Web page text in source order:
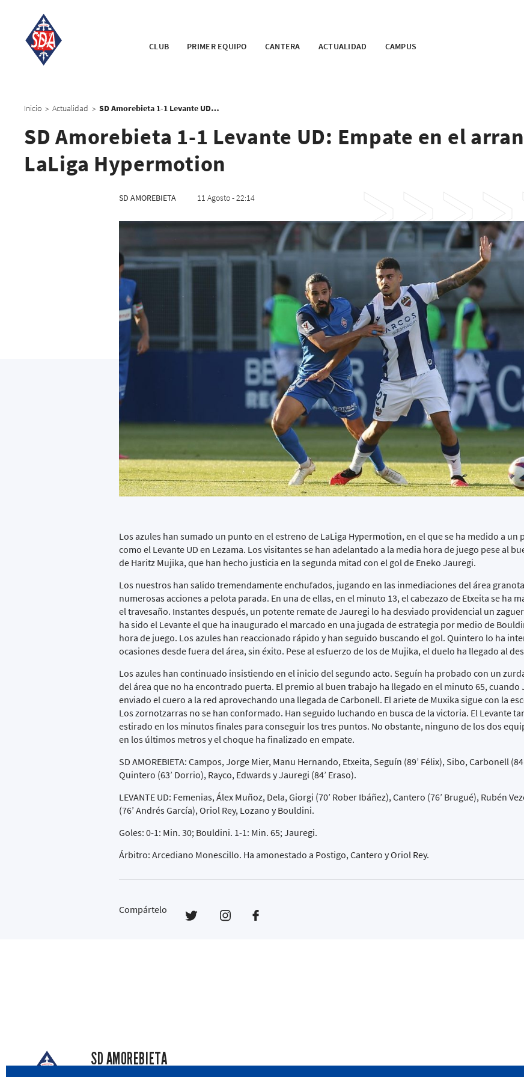
CLUB PRIMER EQUIPO CANTERA ACTUALIDAD CAMPUS
Inicio > Actualidad > SD Amorebieta 1-1 Levante UD: Empate en el arranque de LaLiga Hypermotion
SD Amorebieta 1-1 Levante UD: Empate en el
LaLiga Hypermotion
SD AMOREBIETA 11 Agosto - 22:14
Los azules han sumado un punto en el estreno de LaLiga Hypermotion, en el que se ha medido a un
como el Levante UD en Lezama. Los visitantes se han adelantado a la media hora de juego pese al
de Haritz Mujika, que han hecho justicia en la segunda mitad con el gol de Eneko Jauregi.
Los nuestros han salido tremendamente enchufados, jugando en las inmediaciones del área
numerosas acciones a pelota parada. En una de ellas, en el minuto 13, el cabezazo de Etxeita se ha
el travesaño. Instantes después, un potente remate de Jauregi lo ha desviado providencial un
ha sido el Levante el que ha inaugurado el marcado en una jugada de estrategia por medio de
hora de juego. Los azules han reaccionado rápido y han seguido buscando el gol. Quintero lo ha
ocasiones desde fuera del área, sin éxito. Pese al esfuerzo de los de Mujika, el duelo ha llegado al
Los azules han continuado insistiendo en el inicio del segundo acto. Seguín ha probado con un
del área que no ha encontrado puerta. El premio al buen trabajo ha llegado en el minuto 65, cuando
enviado el cuero a la red aprovechando una llegada de Carbonell. El ariete de Muxika sigue con la
Los zornotzarras no se han conformado. Han seguido luchando en busca de la victoria. El Levante
estirado en los minutos finales para conseguir los tres puntos. No obstante, ninguno de los dos
en los últimos metros y el choque ha finalizado en empate.
SD AMOREBIETA: Campos, Jorge Mier, Manu Hernando, Etxeita, Seguín (89’ Félix), Sibo, Carbonell
Quintero (63’ Dorrio), Rayco, Edwards y Jauregi (84’ Eraso).
LEVANTE UD: Femenias, Álex Muñoz, Dela, Giorgi (70’ Rober Ibáñez), Cantero (76’ Brugué), Rubén
(76’ Andrés García), Oriol Rey, Lozano y Bouldini.
Goles: 0-1: Min. 30; Bouldini. 1-1: Min. 65; Jauregi.
Árbitro: Arcediano Monescillo. Ha amonestado a Postigo, Cantero y Oriol Rey.
Compártelo
SD AMOREBIETA